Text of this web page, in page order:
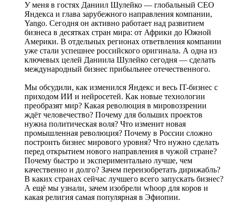
У меня в гостях Даниил Шулейко — глобальный СЕО
Яндекса и глава зарубежного направления компании,
Yango. Сегодня он активно работает над развитием
бизнеса в десятках стран мира: от Африки до Южной
Америки. В отдельных регионах ответвления компании
уже стали успешнее российского оригинала. А одна из
ключевых целей Даниила Шулейко сегодня — сделать
международный бизнес прибыльнее отечественного.
Мы обсудили, как изменился Яндекс и весь IT-бизнес с
приходом ИИ и нейросетей. Как новые технологии
преобразят мир? Какая революция в мировоззрении
ждёт человечество? Почему для больших проектов
нужна политическая воля? Что изменит новая
промышленная революция? Почему в России сложно
построить бизнес мирового уровня? Что нужно сделать
перед открытием нового направления в чужой стране?
Почему быстро и экспериментально лучше, чем
качественно и долго? Зачем переизобретать дирижабль?
В каких странах сейчас лучшего всего запускать бизнес?
А ещё мы узнали, зачем изобрели whoop для коров и
какая религия самая популярная в Эфиопии.